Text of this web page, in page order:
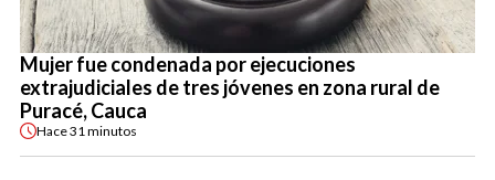
Mujer fue condenada por ejecuciones
extrajudiciales de tres jóvenes en zona rural de
Puracé, Cauca
Hace31 minutos